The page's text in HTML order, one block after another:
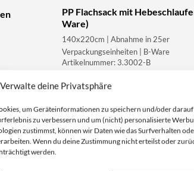
Verwalte deine Privatsphäre
um Geräteinformationen zu speichern und/oder darauf
zu verbessern und um (nicht) personalisierte
zustimmst, können wir Daten wie das Surfverhalten
Wenn du deine Zustimmung nicht erteilst oder
werden.
PP Flachsack mit
Ware)
140x220cm | Abnahme in 25er
Verpackungseinheiten | B-Ware
Artikelnummer: 3.3002-B
Unser Nettopreis: Ab
Bruttopreis, inkl. Mwst: 3,87€